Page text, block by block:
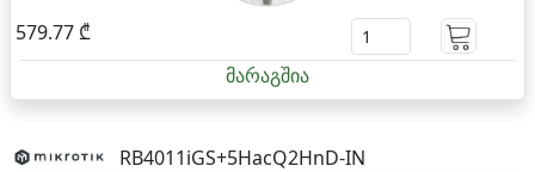
579.77 ₾
მარაგშია
RB4011iGS+5HacQ2HnD-IN